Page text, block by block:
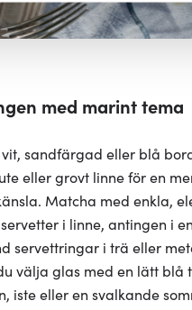
cookies för att innehållet
vår trafik och göra
med marint tema
sandfärgad eller blå
eller grovt linne för en
Matcha med enkla,
i linne, antingen i
servettringar i trä eller
välja glas med en lätt
iste eller en svalkande